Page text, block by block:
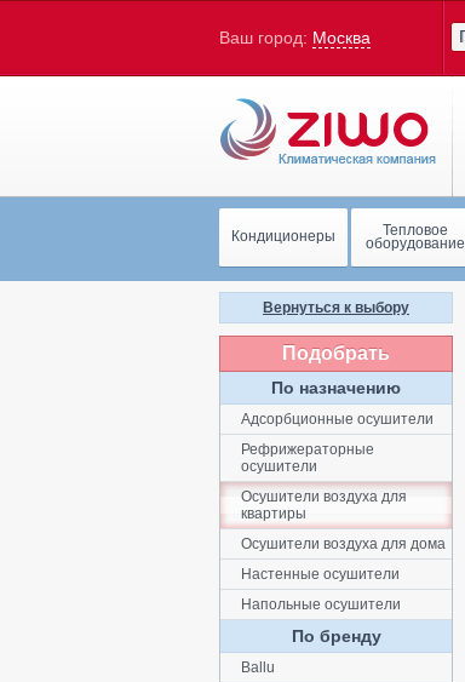
Ваш город: Москва
Кондиционеры Тепловое
оборудование
Вернуться к выбору
Подобрать
По назначению
Адсорбционные осушители
Рефрижераторные
осушители
Осушители воздуха для
квартиры
Осушители воздуха для дома
Настенные осушители
Напольные осушители
По бренду
Ballu